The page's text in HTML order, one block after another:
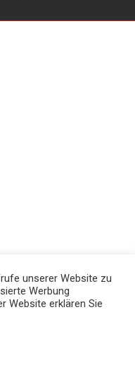
unserer Website zu
Werbung
Website erklären Sie